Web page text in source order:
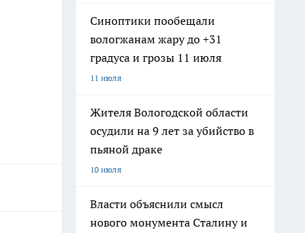
Синоптики пообещали
вологжанам жару до +31
градуса и грозы 11 июля
11 июля
Жителя Вологодской области
осудили на 9 лет за убийство в
пьяной драке
10 июля
Власти объяснили смысл
нового монумента Сталину и